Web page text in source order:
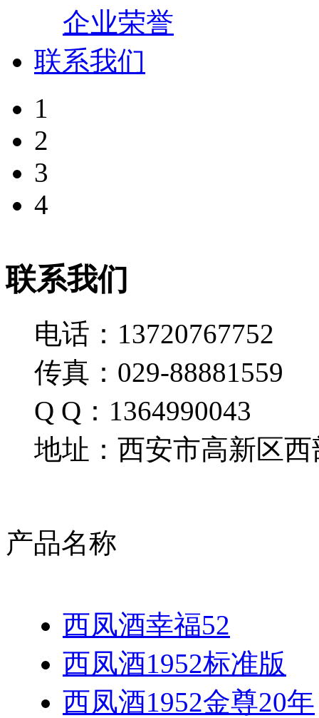
企业荣誉
联系我们
1
2
3
4
联系我们
电话：13720767752
传真：029-88881559
Q Q：1364990043
地址：西安市高新区西
产品名称
西凤酒幸福52
西凤酒1952标准版
西凤酒1952金尊20年